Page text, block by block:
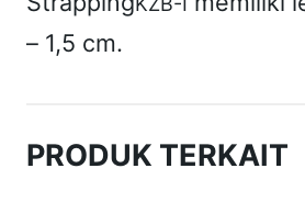
– 1,5 cm.
PRODUK TERKAIT